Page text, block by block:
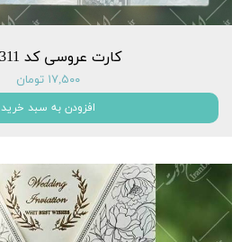
کارت عروسی کد M-1311
۱۷,۵۰۰ تومان
افزودن به سبد خرید